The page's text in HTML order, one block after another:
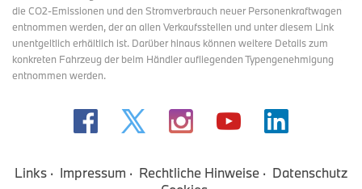
die CO2-Emissionen und den Stromverbrauch neuer Personenkraftwagen
entnommen werden, der an allen Verkaufsstellen und unter diesem Link
unentgeltlich erhältlich ist. Darüber hinaus können weitere Details zum
konkreten Fahrzeug der beim Händler aufliegenden Typengenehmigung
entnommen werden.
Links Impressum Rechtliche Hinweise
Datenschutz